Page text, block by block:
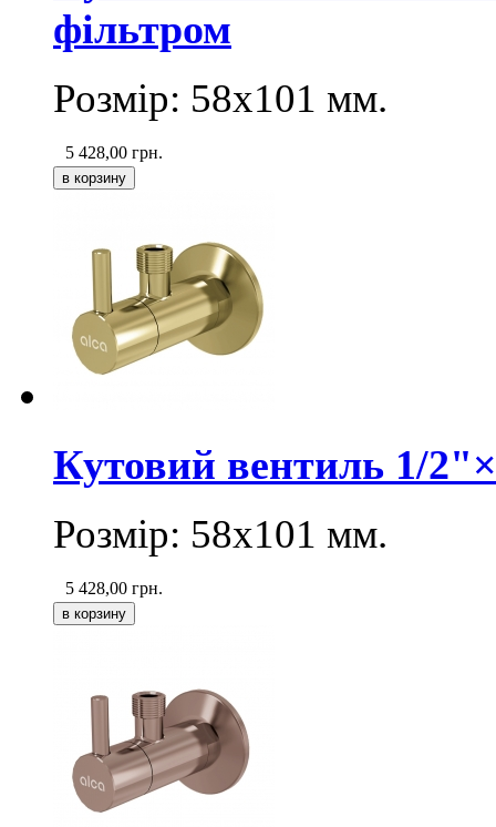
фільтром
Розмір: 58х101 мм.
5 428,00 грн.
Кутовий вентиль 1/
Розмір: 58х101 мм.
5 428,00 грн.